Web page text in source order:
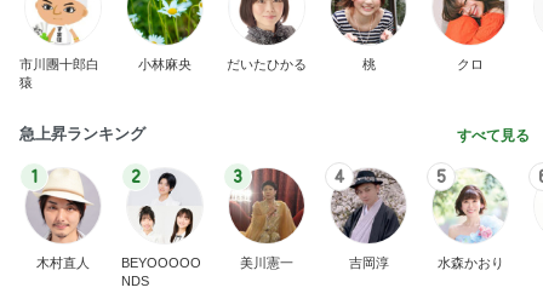
市川團十郎白
猿
小林麻央 だいたひかる 桃 クロ
急上昇ランキング すべて見る
1
木村直人
2
BEYOOOOO
NDS
3
美川憲一
4
吉岡淳
5
水森かおり